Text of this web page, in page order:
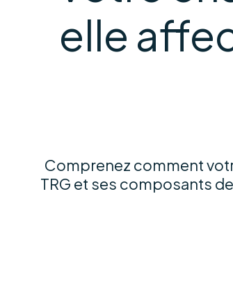
elle
Comprenez comment
TRG et ses composants